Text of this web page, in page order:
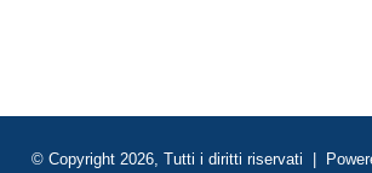
© Copyright 2026, Tutti i diritti riservati |